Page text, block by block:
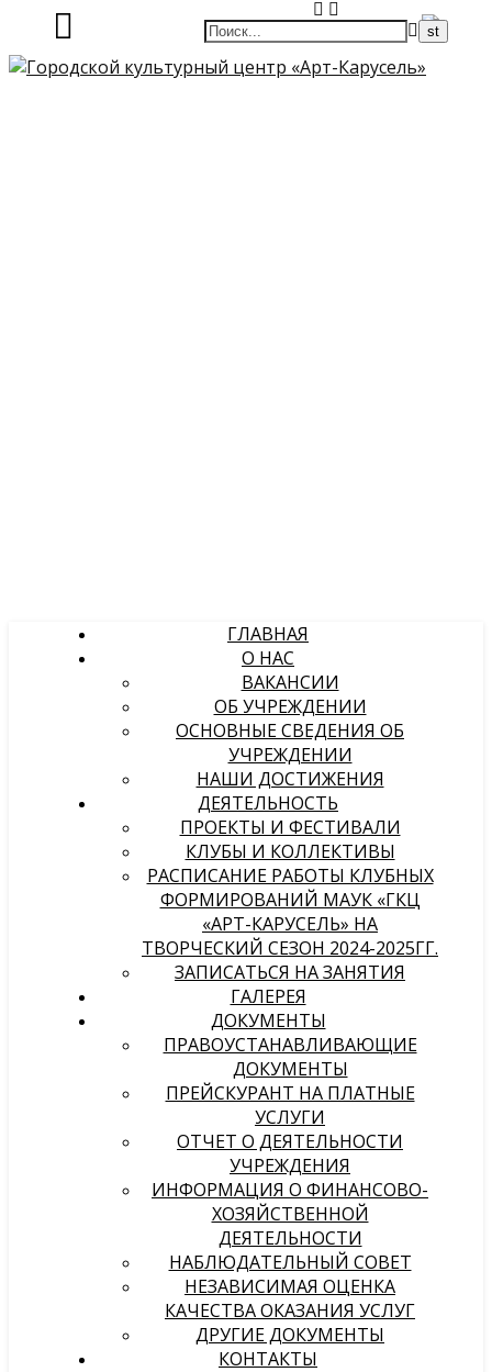
ГЛАВНАЯ
О НАС
ВАКАНСИИ
ОБ УЧРЕЖДЕНИИ
ОСНОВНЫЕ СВЕДЕНИЯ ОБ
УЧРЕЖДЕНИИ
НАШИ ДОСТИЖЕНИЯ
ДЕЯТЕЛЬНОСТЬ
ПРОЕКТЫ И ФЕСТИВАЛИ
КЛУБЫ И КОЛЛЕКТИВЫ
РАСПИСАНИЕ РАБОТЫ КЛУБНЫХ
ФОРМИРОВАНИЙ МАУК «ГКЦ
«АРТ-КАРУСЕЛЬ» НА
ТВОРЧЕСКИЙ СЕЗОН 2024-2025ГГ.
ЗАПИСАТЬСЯ НА ЗАНЯТИЯ
ГАЛЕРЕЯ
ДОКУМЕНТЫ
ПРАВОУСТАНАВЛИВАЮЩИЕ
ДОКУМЕНТЫ
ПРЕЙСКУРАНТ НА ПЛАТНЫЕ
УСЛУГИ
ОТЧЕТ О ДЕЯТЕЛЬНОСТИ
УЧРЕЖДЕНИЯ
ИНФОРМАЦИЯ О ФИНАНСОВО-
ХОЗЯЙСТВЕННОЙ
ДЕЯТЕЛЬНОСТИ
НАБЛЮДАТЕЛЬНЫЙ СОВЕТ
НЕЗАВИСИМАЯ ОЦЕНКА
КАЧЕСТВА ОКАЗАНИЯ УСЛУГ
ДРУГИЕ ДОКУМЕНТЫ
КОНТАКТЫ